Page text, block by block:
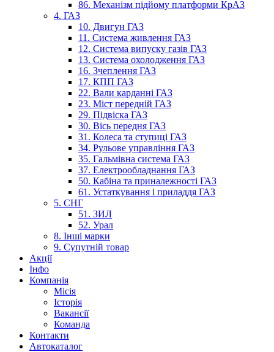
86. Механізм підйому платформи КрАЗ
4. ГАЗ
10. Двигун ГАЗ
11. Система живлення ГАЗ
12. Система випуску газів ГАЗ
13. Система охолодження ГАЗ
16. Зчеплення ГАЗ
17. КПП ГАЗ
22. Вали карданні ГАЗ
23. Міст передній ГАЗ
29. Підвіска ГАЗ
30. Вісь передня ГАЗ
31. Колеса та ступиці ГАЗ
34. Рульове управління ГАЗ
35. Гальмівна система ГАЗ
37. Електрообладнання ГАЗ
50. Кабіна та приналежності ГАЗ
61. Устаткування і приладдя ГАЗ
5. СНГ
51. ЗИЛ
52. Урал
8. Інші марки
9. Супутній товар
Акції
Інфо
Компанія
Місія
Історія
Вакансії
Команда
Контакти
Автокаталог